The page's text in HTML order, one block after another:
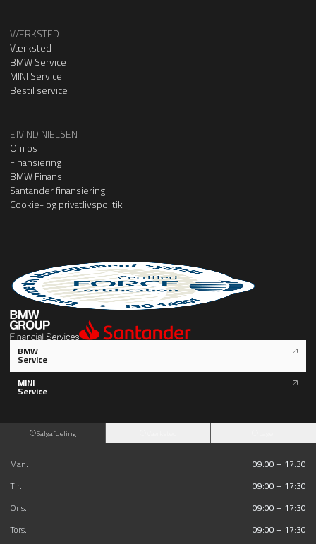
VÆRKSTED
Værksted
BMW Service
MINI Service
Bestil service
EJVIND NIELSEN
Om os
Finansiering
BMW Finans
Santander finansiering
Cookie- og privatlivspolitik
BMW
Service
MINI
Service
Salgafdeling
Man.
09:00 – 17:30
Tir.
09:00 – 17:30
Ons.
09:00 – 17:30
Tors.
09:00 – 17:30